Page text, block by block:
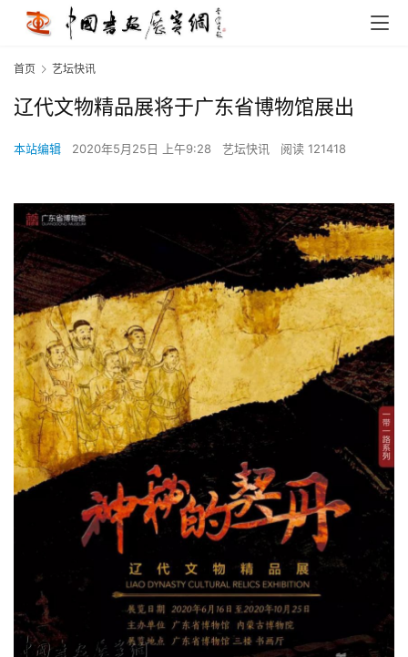
首
首页 艺坛快讯
辽代文物精品展将于广东省博物馆展出
本站编辑 2020年5月25日 上午9:28 艺坛快讯 阅读 121418